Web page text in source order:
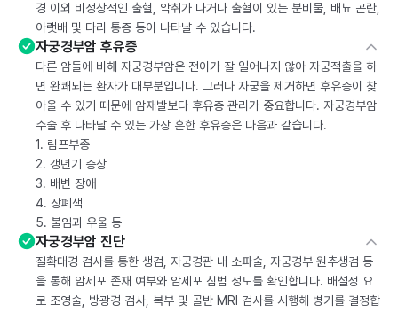
경 이외 비정상적인 출혈, 악취가 나거나 출혈이 있는 분비물, 배뇨 곤란,
아랫배 및 다리 통증 등이 나타날 수 있습니다.
자궁경부암 후유증
다른 암들에 비해 자궁경부암은 전이가 잘 일어나지 않아 자궁적출을 하
면 완쾌되는 환자가 대부분입니다. 그러나 자궁을 제거하면 후유증이 찾
아올 수 있기 때문에 암재발보다 후유증 관리가 중요합니다. 자궁경부암
수술 후 나타날 수 있는 가장 흔한 후유증은 다음과 같습니다.
1. 림프부종
2. 갱년기 증상
3. 배변 장애
4. 장폐색
5. 불임과 우울 등
자궁경부암 진단
질확대경 검사를 통한 생검, 자궁경관 내 소파술, 자궁경부 원추생검 등
을 통해 암세포 존재 여부와 암세포 침범 정도를 확인합니다. 배설성 요
로 조영술, 방광경 검사, 복부 및 골반 MRI 검사를 시행해 병기를 결정합